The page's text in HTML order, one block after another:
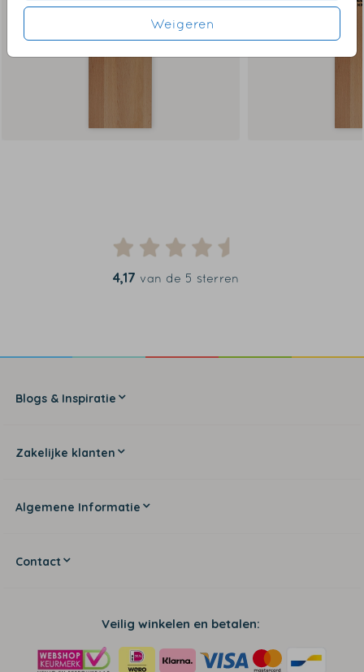
Weigeren
4,17 van de 5 sterren
Blogs & Inspiratie
Zakelijke klanten
Algemene Informatie
Contact
Veilig winkelen en betalen: